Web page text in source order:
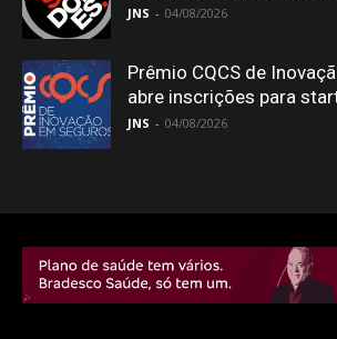
JNS - 04/08/2026
Prêmio CQCS de
abre inscrições para
JNS - 04/08/2026